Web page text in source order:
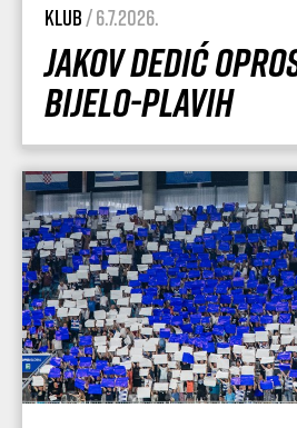
Klub/ 6.7.2026.
Jakov Dedić
Bijelo-plavih